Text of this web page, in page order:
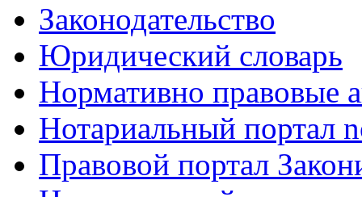
Законодательство
Юридический словарь
Нормативно правовые
Нотариальный портал
Правовой портал